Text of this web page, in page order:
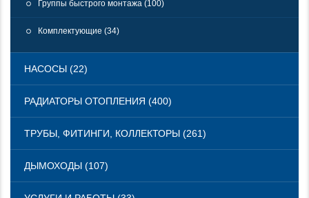
Группы быстрого монтажа (100)
Комплектующие (34)
НАСОСЫ (22)
РАДИАТОРЫ ОТОПЛЕНИЯ (400)
ТРУБЫ, ФИТИНГИ, КОЛЛЕКТОРЫ (261)
ДЫМОХОДЫ (107)